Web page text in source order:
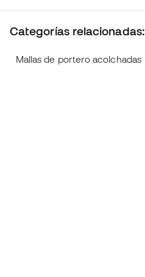
Categorías relacionadas:
Mallas de portero acolchadas